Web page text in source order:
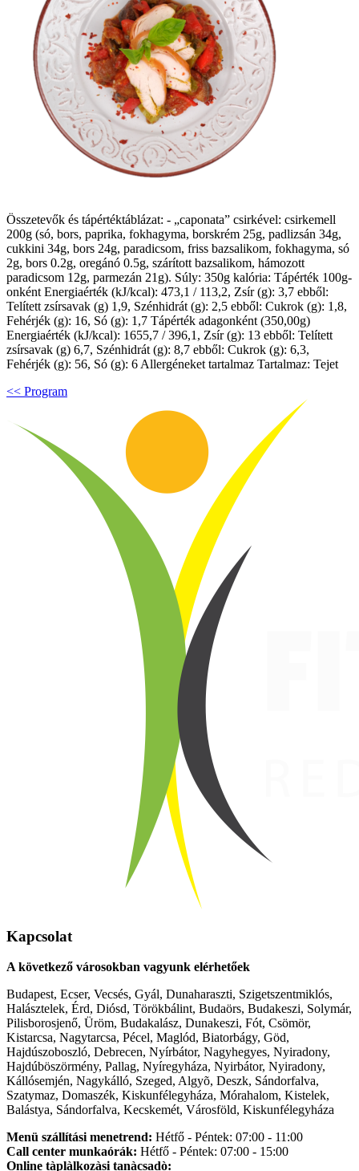
Összetevők és tápértéktáblázat: - „caponata” csirkével: csirkemell
200g (só, bors, paprika, fokhagyma, borskrém 25g, padlizsán 34g,
cukkini 34g, bors 24g, paradicsom, friss bazsalikom, fokhagyma, só
2g, bors 0.2g, oregánó 0.5g, szárított bazsalikom, hámozott
paradicsom 12g, parmezán 21g). Súly: 350g kalória: Tápérték 100g-
onként Energiaérték (kJ/kcal): 473,1 / 113,2, Zsír (g): 3,7 ebből:
Telített zsírsavak (g) 1,9, Szénhidrát (g): 2,5 ebből: Cukrok (g): 1,8,
Fehérjék (g): 16, Só (g): 1,7 Tápérték adagonként (350,00g)
Energiaérték (kJ/kcal): 1655,7 / 396,1, Zsír (g): 13 ebből: Telített
zsírsavak (g) 6,7, Szénhidrát (g): 8,7 ebből: Cukrok (g): 6,3,
Fehérjék (g): 56, Só (g): 6 Allergéneket tartalmaz Tartalmaz: Tejet
<< Program
Kapcsolat
A következő városokban vagyunk elérhetőek
Budapest, Ecser, Vecsés, Gyál, Dunaharaszti, Szigetszentmiklós,
Halásztelek, Érd, Diósd, Törökbálint, Budaörs, Budakeszi, Solymár,
Pilisborosjenő, Üröm, Budakalász, Dunakeszi, Fót, Csömör,
Kistarcsa, Nagytarcsa, Pécel, Maglód, Biatorbágy, Göd,
Hajdúszoboszló, Debrecen, Nyírbátor, Nagyhegyes, Nyiradony,
Hajdúböszörmény, Pallag, Nyíregyháza, Nyirbátor, Nyiradony,
Kállósemjén, Nagykálló, Szeged, Algyõ, Deszk, Sándorfalva,
Szatymaz, Domaszék, Kiskunfélegyháza, Mórahalom, Kistelek,
Balástya, Sándorfalva, Kecskemét, Városföld, Kiskunfélegyháza
Menü szállítási menetrend: Hétfő - Péntek: 07:00 - 11:00
Call center munkaórák: Hétfő - Péntek: 07:00 - 15:00
Online tàplàlkozàsi tanàcsadò: